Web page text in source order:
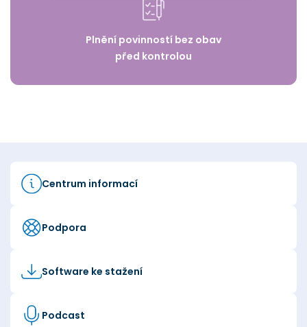
Plnění povinností bez obav
před kontrolou
Centrum informací
Podpora
Software ke stažení
Podcast